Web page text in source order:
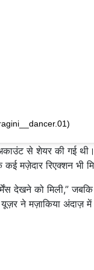
से शेयर की गई
मज़ेदार रिएक्शन भी
देखने को मिली,”
ने मज़ाकिया अंदाज़